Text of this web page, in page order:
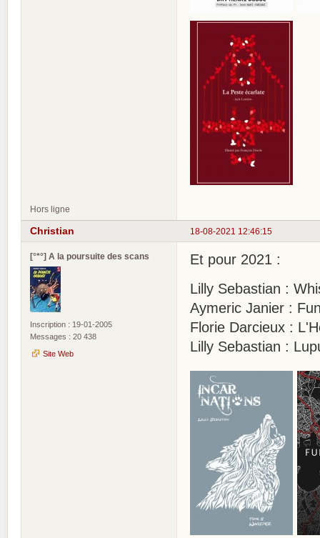
Hors ligne
18-08-2021 12:46:15
Christian
[°*°] A la poursuite des scans
Inscription : 19-01-2005
Messages : 20 438
Site Web
Et pour 2021 :
Lilly Sebastian :
Aymeric Janier :
Florie Darcieux :
Lilly Sebastian :